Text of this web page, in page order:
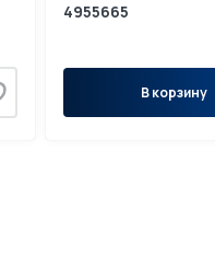
4955665
В корзину